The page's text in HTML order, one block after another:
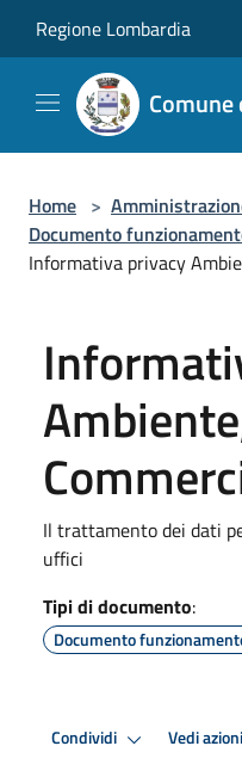
Regione Lombardia
Home >
Documento
Informativa privacy
Il trattamento dei dati
uffici
Tipi di documento:
Documento
Condividi Vedi azioni